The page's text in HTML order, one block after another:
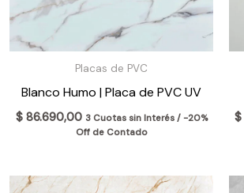
Placas de PVC
Blanco Humo | Placa de PVC UV
$86.690,00 3 Cuotas sin Interés / -20%
Off de Contado
$